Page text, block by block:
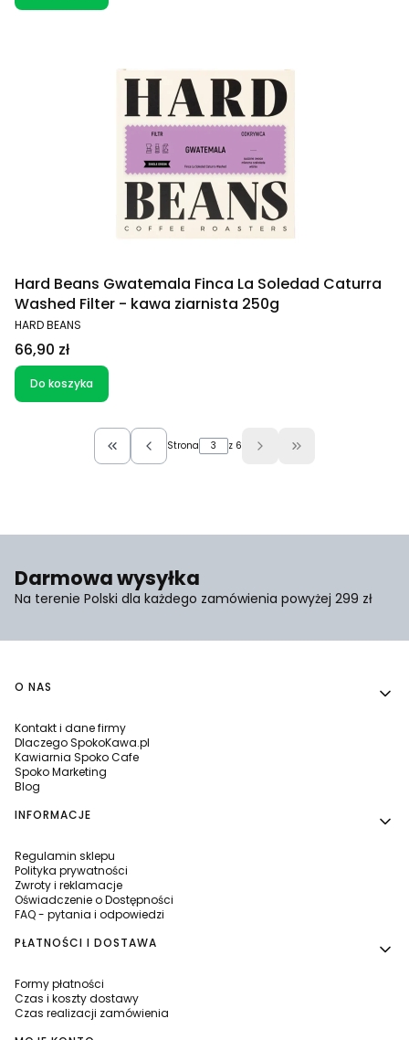
Hard Beans Gwatemala Finca La Soledad Caturra
Washed Filter - kawa ziarnista 250g
PRODUCENT
HARD BEANS
Cena
66,90 zł
Do koszyka
Wróć do pierwszej strony z produktami
Strona z 6 Przejdź do
Darmowa wysyłka
Na terenie Polski dla każdego zamówienia powyżej 299 zł
Linki w stopce
O NAS
Kontakt i dane firmy
Dlaczego SpokoKawa.pl
Kawiarnia Spoko Cafe
Spoko Marketing
Blog
INFORMACJE
Regulamin sklepu
Polityka prywatności
Zwroty i reklamacje
Oświadczenie o Dostępności
FAQ - pytania i odpowiedzi
PŁATNOŚCI I DOSTAWA
Formy płatności
Czas i koszty dostawy
Czas realizacji zamówienia